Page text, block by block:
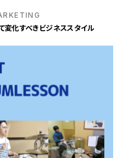
化すべきビジネススタイル